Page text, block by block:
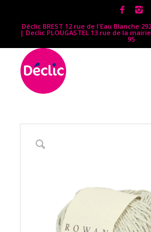
Déclic BREST 12 rue de l'Eau Blanche
| Declic PLOUGASTEL 13 rue de la
95